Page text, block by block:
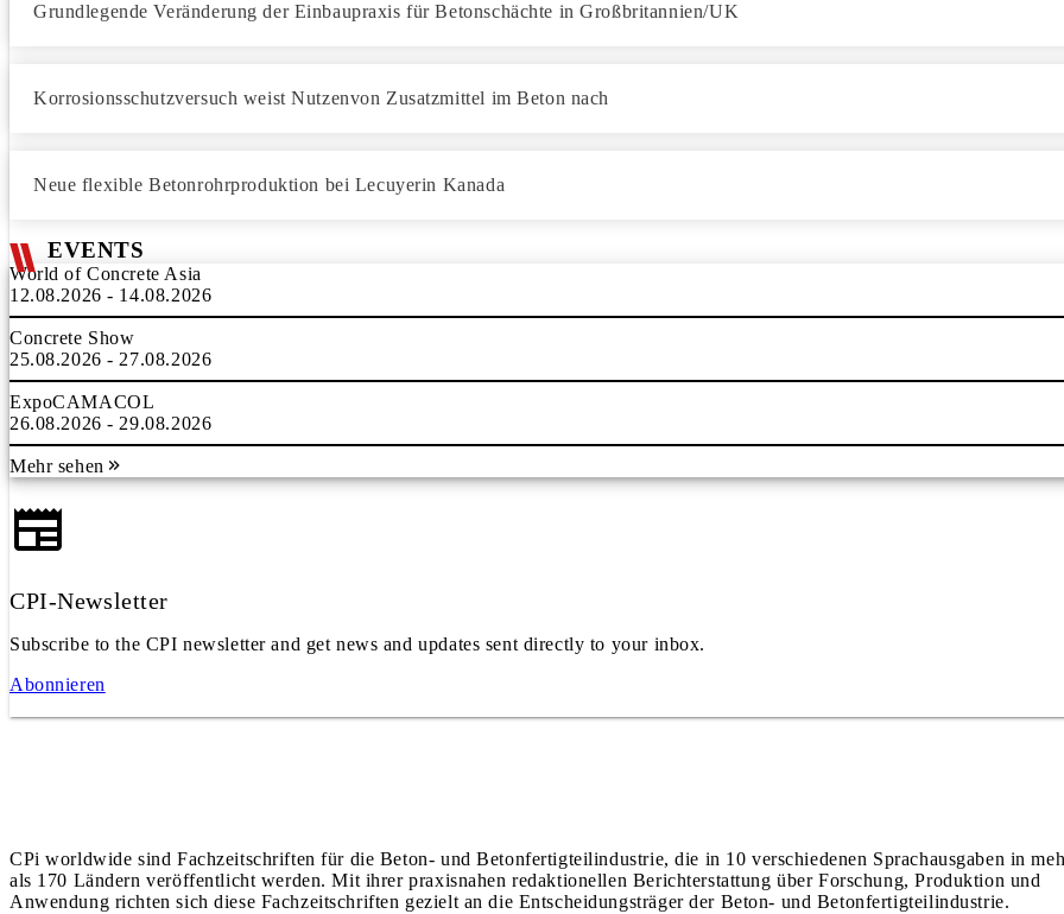
Grundlegende Veränderung der Einbaupraxis für Betonschächte in Großbritannien/UK
Korrosionsschutzversuch weist Nutzenvon Zusatzmittel im Beton nach
Neue flexible Betonrohrproduktion bei Lecuyerin Kanada
EVENTS
World of Concrete Asia
12.08.2026 - 14.08.2026
Concrete Show
25.08.2026 - 27.08.2026
ExpoCAMACOL
26.08.2026 - 29.08.2026
Mehr sehen
CPI-Newsletter
Subscribe to the CPI newsletter and get news and updates sent directly to your inbox.
Abonnieren
CPi worldwide sind Fachzeitschriften für die Beton- und Betonfertigteilindustrie, die in 10 verschiedenen Sprachausgaben in
als 170 Ländern veröffentlicht werden. Mit ihrer praxisnahen redaktionellen Berichterstattung über Forschung, Produktion und
Anwendung richten sich diese Fachzeitschriften gezielt an die Entscheidungsträger der Beton- und Betonfertigteilindustrie.